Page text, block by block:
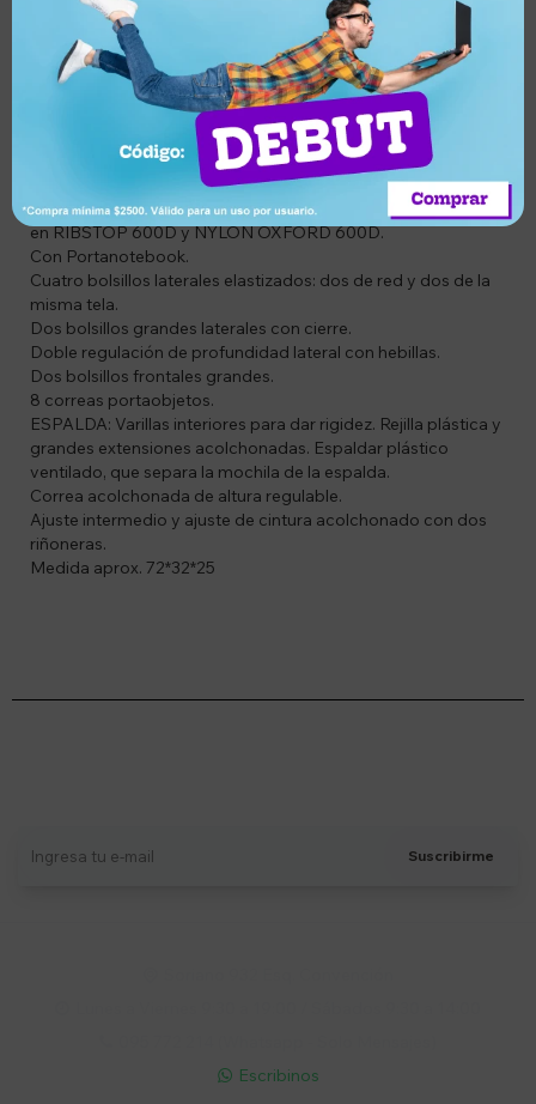
CODIGO: ARYE823
DESCRIPCIÓN DEL PRODUCTO:
ART. 823 MOCHILA VILLA SERRANA, CAPACIDAD 80 Lts.
en RIBSTOP 600D y NYLON OXFORD 600D.
Con Portanotebook.
Cuatro bolsillos laterales elastizados: dos de red y dos de la
misma tela.
Dos bolsillos grandes laterales con cierre.
Doble regulación de profundidad lateral con hebillas.
Dos bolsillos frontales grandes.
8 correas portaobjetos.
ESPALDA: Varillas interiores para dar rigidez. Rejilla plástica y
grandes extensiones acolchonadas. Espaldar plástico
ventilado, que separa la mochila de la espalda.
Correa acolchonada de altura regulable.
Ajuste intermedio y ajuste de cintura acolchonado con dos
riñoneras.
Medida aprox. 72*32*25
Suscribirme
 Escribinos